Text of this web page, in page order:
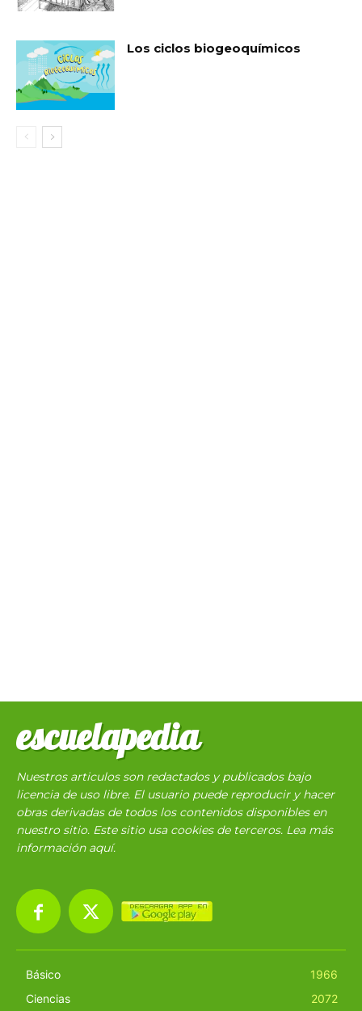
Los ciclos biogeoquímicos
escuelapedia
Nuestros articulos son redactados y publicados bajo
licencia de uso libre. El usuario puede reproducir y hacer
obras derivadas de todos los contenidos disponibles en
nuestro sitio. Este sitio usa cookies de terceros. Lea más
información aquí.
Básico
1966
Ciencias
2072